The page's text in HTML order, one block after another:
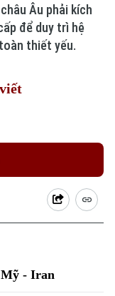
Âu phải kích
để duy trì hệ
thiết yếu.
Mỹ - Iran